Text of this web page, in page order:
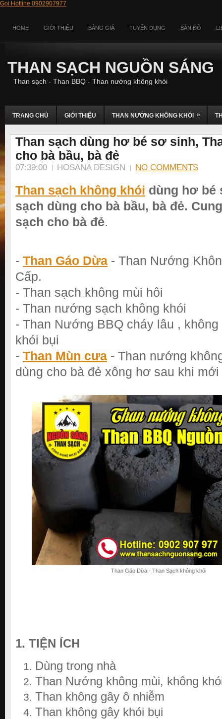
Gọi Hotline 0902907977
HOME GIỚI THIỆU BẢNG GIÁ TUYỂN DỤNG BẢN ĐỒ
THAN SẠCH NGUỒN SÁNG
Than sạch - Than BBQ - Than nướng không khói
TRANG CHỦ GIỚI THIỆU THAN NƯỚNG KHÔNG KHÓI »
Than sạch dùng hơ bé sơ sinh,
cho bà bầu, bà đẻ
07:39:00 HOSANA DESIGN NO COMMENTS
Than sạch không khói dùng hơ bé
sạch dùng cho bà bầu, bà đẻ.
sạch cho bà đẻ.
- Than Gáo Dừa - Than Nướng
Cấp.
- Than sạch không mùi hôi
- Than nướng sạch không khói
- Than Nướng BBQ cháy lâu ,
khói bụi
- Than Mùn cưa - Than nướng
dùng cho bà đẻ xông hơ sau khi
Than Gáo Dừa - Than Sạch không khói
1. TIỆN ÍCH
Dùng trong nhà
Than Nướng không mùi, không
Than không gây ô nhiễm
Than không gây khói bụi